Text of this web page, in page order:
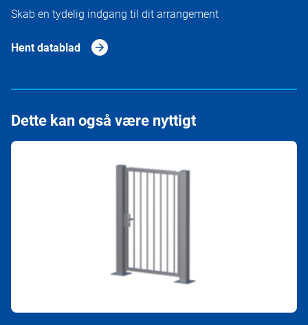
Skab en tydelig indgang til dit arrangement
Hent datablad
Dette kan også være nyttigt